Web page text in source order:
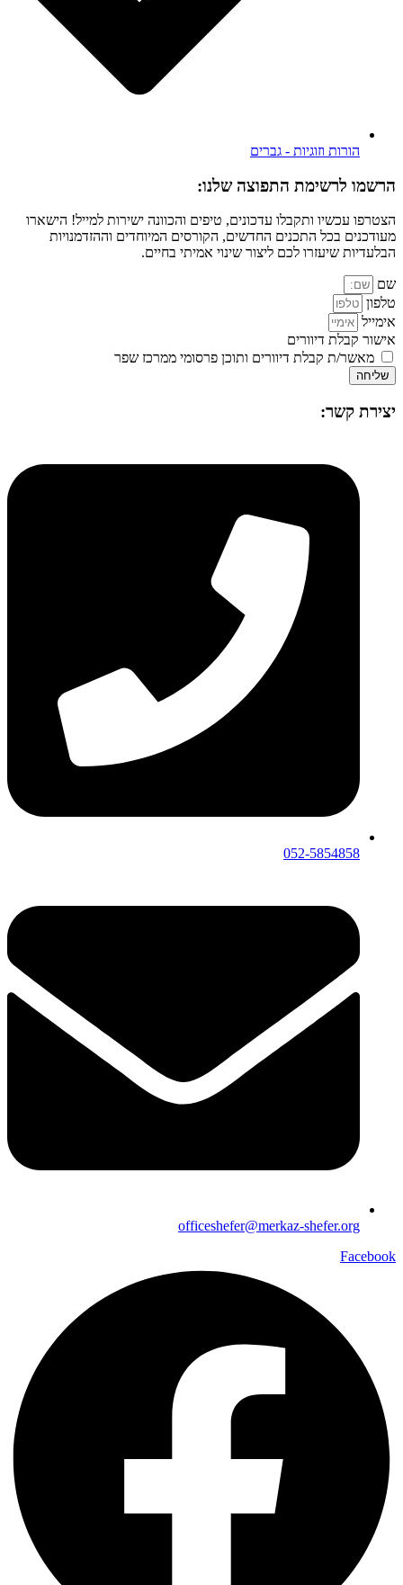
הורות וזוגיות - גברים
הרשמו לרשימת התפוצה שלנו:
הצטרפו עכשיו ותקבלו עדכונים, טיפים והכוונה ישירות למייל! הישארו
מעודכנים בכל התכנים החדשים, הקורסים המיוחדים וההזדמנויות
הבלעדיות שיעזרו לכם ליצור שינוי אמיתי בחיים.
שם
טלפון
אימייל
אישור קבלת דיוורים
מאשר/ת קבלת דיוורים ותוכן פרסומי ממרכז שפר
שליחה
יצירת קשר:
052-5854858
officeshefer@merkaz-shefer.org
Facebook